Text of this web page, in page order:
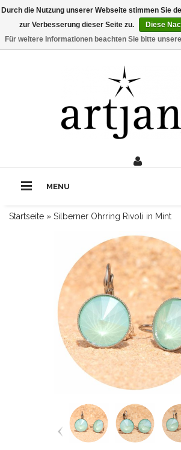
Rufe uns an:0211 - 210
MENU
Startseite » Silberner Ohrring Rivoli in Mint
Durch die Nutzung unserer Webseite stimmen Sie
zur Verbesserung dieser Seite zu.
Diese
Für weitere Informationen beachten Sie bitte